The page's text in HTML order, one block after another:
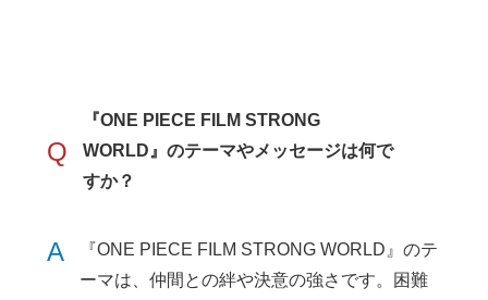
Q
『ONE PIECE FILM STRONG
WORLD』のテーマやメッセージは何で
すか？
A
『ONE PIECE FILM STRONG WORLD』のテ
ーマは、仲間との絆や決意の強さです。困難